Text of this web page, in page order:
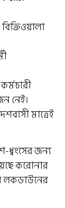
নেই।
মাত্রেই
ধ্বংসের জন্য
করোনার
লকডাউনের